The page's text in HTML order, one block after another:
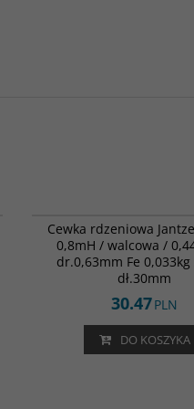
Cewka rdzeniowa
0,8mH / walcowa /
dr.0,63mm Fe
dł.30mm
30.47PLN
DO KOSZYKA